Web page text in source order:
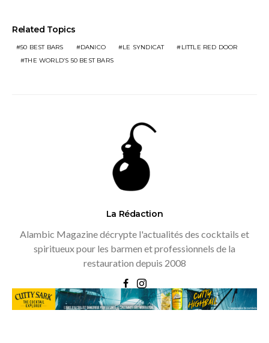
Related Topics
50 BEST BARS DANICO LE SYNDICAT
LITTLE RED DOOR
THE WORLD’S 50 BEST BARS
La Rédaction
Alambic Magazine décrypte l'actualités des cocktails et
spiritueux pour les barmen et professionnels de la
restauration depuis 2008